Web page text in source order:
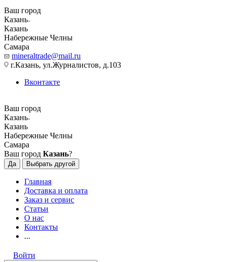
Ваш город
Казань
Казань
Набережные Челны
Самара
mineraltrade@mail.ru
г.Казань, ул.Журналистов, д.103
Вконтакте
Ваш город
Казань
Казань
Набережные Челны
Самара
Ваш город Казань?
Да Выбрать другой
Главная
Доставка и оплата
Заказ и сервис
Статьи
О нас
Контакты
...
Войти